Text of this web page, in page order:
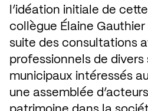
l’idéation initiale de
collègue Élaine
suite des consultations
professionnels de divers
municipaux intéressés
une assemblée